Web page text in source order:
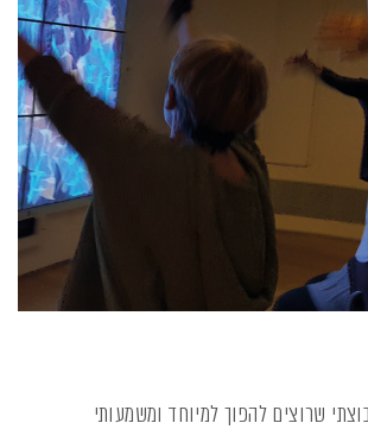
שרוצים להפוך למיוחד ומשמעותי